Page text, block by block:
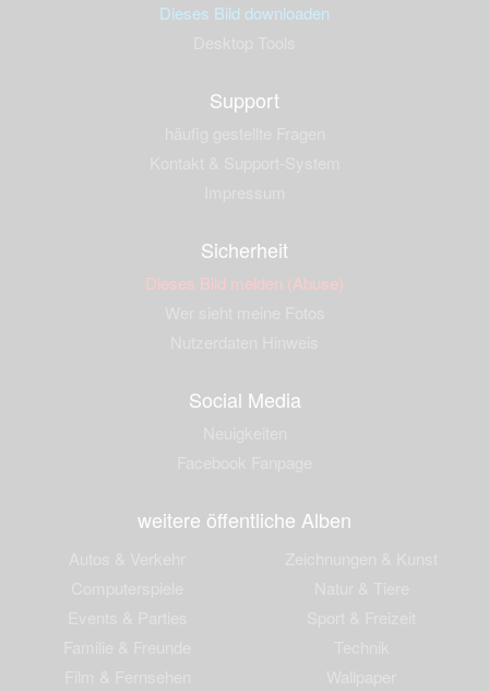
Dieses Bild downloaden
Support
Sicherheit
Dieses Bild melden (Abuse)
Social Media
weitere öffentliche Alben